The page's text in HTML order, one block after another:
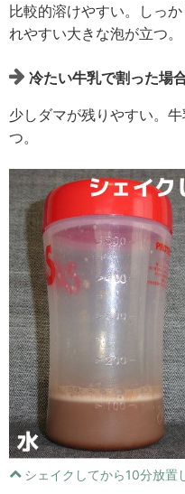
比較的溶けやすい。しっ
れやすい大きな泡が立つ。
冷たい牛乳で割った場
少しダマが残りやすい。
つ。
シェイクしてから10分放置